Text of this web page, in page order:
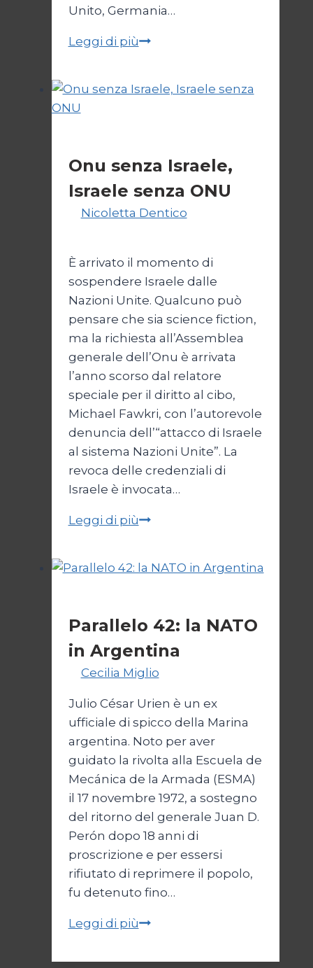
Unito, Germania…
Leggi di piùJCPOA,
del
Onu senza Israele,
Israele senza ONU
Nicoletta Dentico
È arrivato il momento di
sospendere Israele dalle
Nazioni Unite. Qualcuno può
pensare che sia science fiction,
ma la richiesta all’Assemblea
generale dell’Onu è arrivata
l’anno scorso dal relatore
speciale per il diritto al cibo,
Michael Fawkri, con l’autorevole
denuncia dell’“attacco di Israele
al sistema Nazioni Unite”. La
revoca delle credenziali di
Israele è invocata…
Leggi di piùOnu
Israele
Parallelo 42: la NATO
in Argentina
Cecilia Miglio
Julio César Urien è un ex
ufficiale di spicco della Marina
argentina. Noto per aver
guidato la rivolta alla Escuela de
Mecánica de la Armada (ESMA)
il 17 novembre 1972, a sostegno
del ritorno del generale Juan D.
Perón dopo 18 anni di
proscrizione e per essersi
rifiutato di reprimere il popolo,
fu detenuto fino…
Leggi di piùParallelo
la